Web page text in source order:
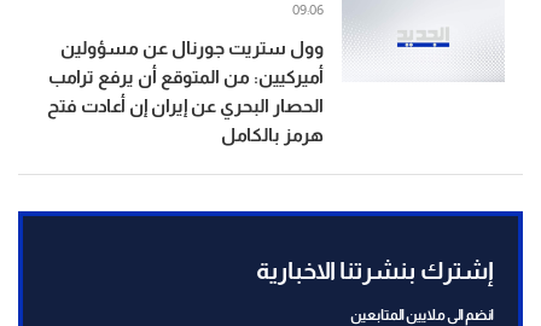
وول ستريت جورنال عن مسؤولين
أميركيين: من المتوقع أن يرفع ترامب
الحصار البحري عن إيران إن أعادت فتح
هرمز بالكامل
09:06
إشترك بنشرتنا الاخبارية
انضم الى ملايين المتابعين